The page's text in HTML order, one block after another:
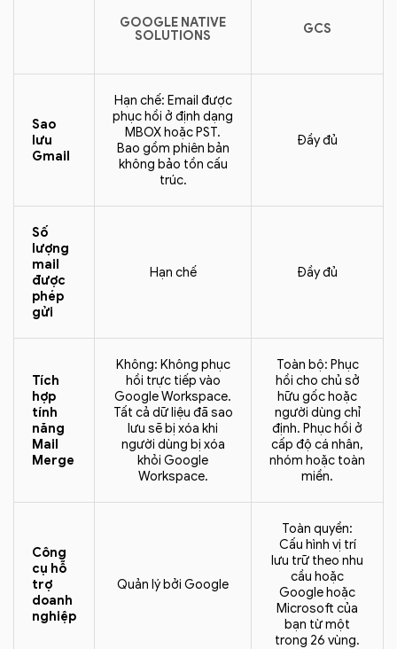
GOOGLE NATIVE
SOLUTIONS
GCS
Sao
lưu
Gmail
Hạn chế: Email được
phục hồi ở định dạng
MBOX hoặc PST.
Bao gồm phiên bản
không bảo tồn cấu
trúc.
Đầy đủ
Số
lượng
mail
được
phép
gửi
Hạn chế Đầy đủ
Tích
hợp
tính
năng
Mail
Merge
Không: Không phục
hồi trực tiếp vào
Google Workspace.
Tất cả dữ liệu đã sao
lưu sẽ bị xóa khi
người dùng bị xóa
khỏi Google
Workspace.
Toàn bộ: Phục
hồi cho chủ sở
hữu gốc hoặc
người dùng chỉ
định. Phục hồi ở
cấp độ cá nhân,
nhóm hoặc toàn
miền.
Công
cụ hỗ
trợ
doanh
nghiệp
Quản lý bởi Google
Toàn quyền:
Cấu hình vị trí
lưu trữ theo nhu
cầu hoặc
Google hoặc
Microsoft của
bạn từ một
trong 26 vùng.